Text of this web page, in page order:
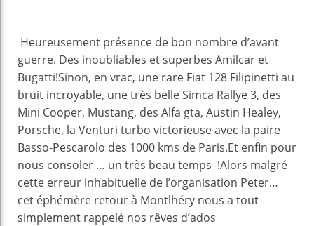
Heureusement présence de bon nombre d’avant
guerre. Des inoubliables et superbes Amilcar et
Bugatti!Sinon, en vrac, une rare Fiat 128 Filipinetti au
bruit incroyable, une très belle Simca Rallye 3, des
Mini Cooper, Mustang, des Alfa gta, Austin Healey,
Porsche, la Venturi turbo victorieuse avec la paire
Basso-Pescarolo des 1000 kms de Paris.Et enfin pour
nous consoler … un très beau temps !Alors malgré
cette erreur inhabituelle de l’organisation Peter…
cet éphémère retour à Montlhéry nous a tout
simplement rappelé nos rêves d’ados